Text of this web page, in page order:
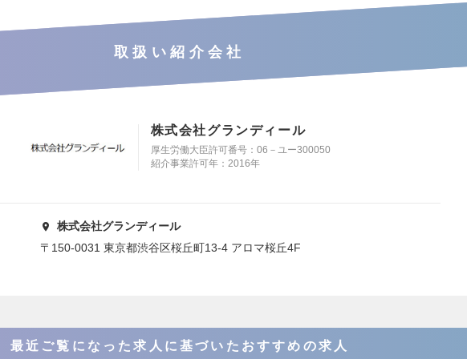
取扱い紹介会社
株式会社グランディール
厚生労働大臣許可番号：06－ユー300050
紹介事業許可年：2016年
株式会社グランディール
〒150-0031 東京都渋谷区桜丘町13-4 アロマ桜丘4F
最近ご覧になった求人に基づいたおすすめの求人